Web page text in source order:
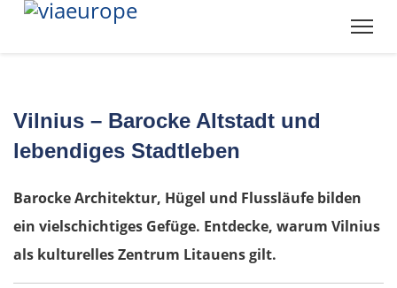
Vilnius – Barocke Altstadt und
lebendiges Stadtleben
Barocke Architektur, Hügel und Flussläufe bilden
ein vielschichtiges Gefüge. Entdecke, warum Vilnius
als kulturelles Zentrum Litauens gilt.